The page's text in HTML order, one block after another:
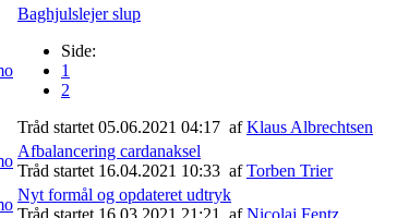
Baghjulslejer slup
Side:
1
2
Tråd startet 05.06.2021 04:17 afKlaus Albrechtsen
Afbalancering cardanaksel
Tråd startet 16.04.2021 10:33 afTorben Trier
Nyt formål og opdateret udtryk
Tråd startet 16.03.2021 21:21 afNicolaj Fentz